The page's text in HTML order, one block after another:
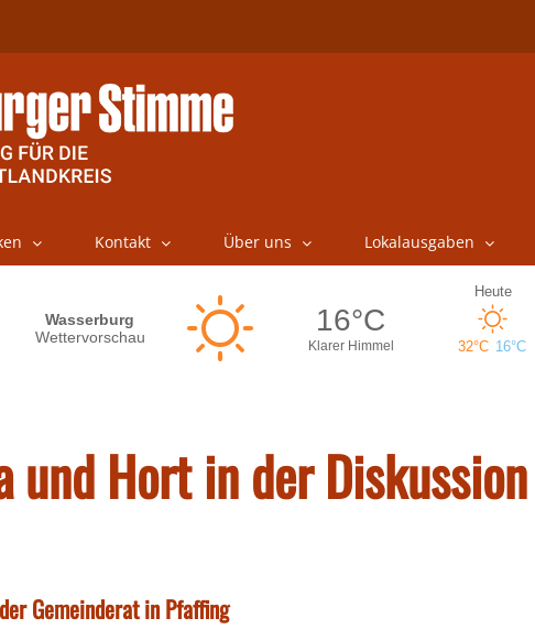
Kontakt Über uns Lokalausgaben
Hort in der Diskussion
Gemeinderat in Pfaffing